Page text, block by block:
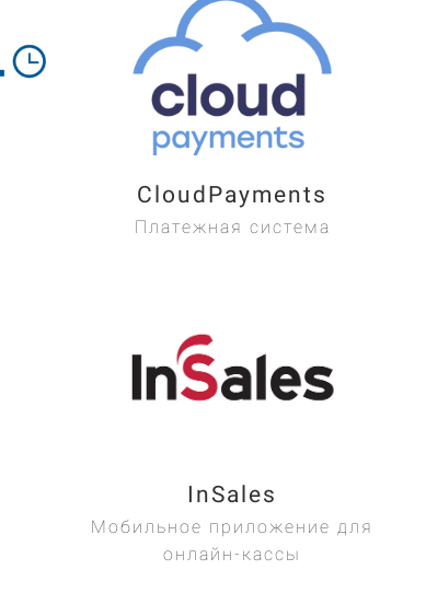
CloudPayments
Платежная система
InSales
Мобильное приложение для
онлайн-кассы